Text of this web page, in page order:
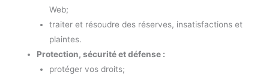
Web;
traiter et résoudre des réserves, insatisfactions et
plaintes.
Protection, sécurité et défense :
protéger vos droits;